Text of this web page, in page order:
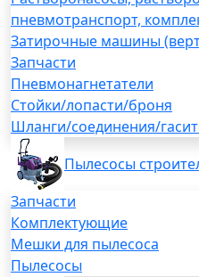
пневмотранспорт,
Затирочные машины
Запчасти
Пневмонагнетатели
Стойки/лопасти/броня
Шланги/соединения/
Пылесосы
Запчасти
Комплектующие
Мешки для пылесоса
Пылесосы